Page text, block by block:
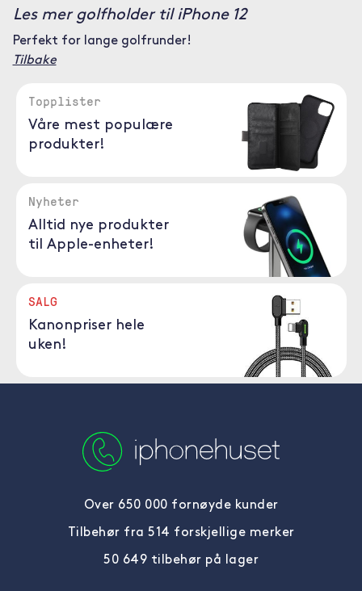
Les mer golfholder til iPhone 12
Perfekt for lange golfrunder!
Tilbake
Topplister
Våre mest populære
produkter!
Nyheter
Alltid nye produkter
til Apple-enheter!
SALG
Kanonpriser hele
uken!
Over 650 000 fornøyde kunder
Tilbehør fra 514 forskjellige merker
50 649 tilbehør på lager